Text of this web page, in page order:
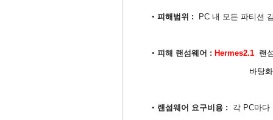
• 피해범위 : PC 내 모든 파티션
• 피해 랜섬웨어 : Hermes2.1 랜
바탕화면과 각 폴더마다
• 랜섬웨어 요구비용 : 각 PC마다